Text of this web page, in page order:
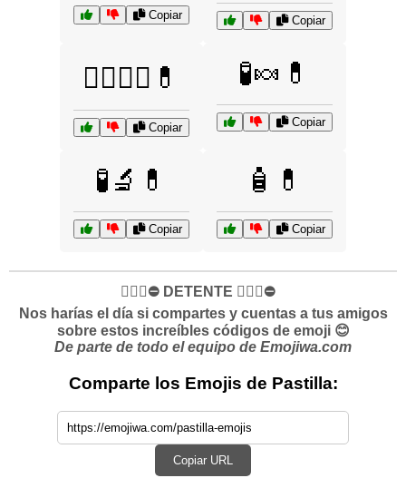
Copiar Copiar
🧘‍♀️🧘‍♂️💊
Copiar
🧪🍬💊
Copiar
🧪🔬💊
Copiar
🧴💊
Copiar
✋🏻🛑⛔️ DETENTE ✋🏻🛑⛔️
Nos harías el día si compartes y cuentas a tus amigos
sobre estos increíbles códigos de emoji 😊
De parte de todo el equipo de Emojiwa.com
Comparte los Emojis de Pastilla:
Copiar URL